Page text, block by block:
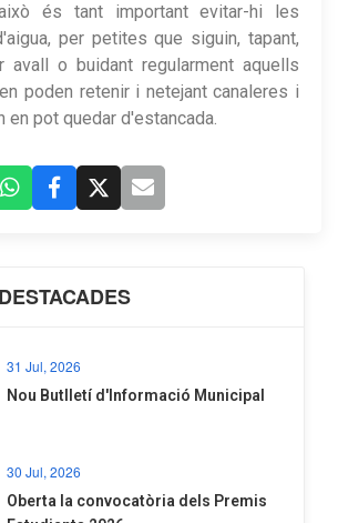
és tant important evitar-hi les
per petites que siguin, tapant,
avall o buidant regularment aquells
poden retenir i netejant canaleres i
en pot quedar d'estancada.
31 Jul, 2026
Nou Butlletí d'Informació Municipal
30 Jul, 2026
Oberta la convocatòria dels Premis